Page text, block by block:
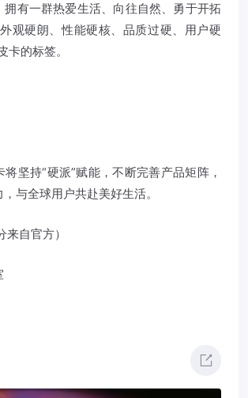
拥有一群热爱生活、向往自然、勇于开拓
观硬朗、性能硬核、品质过硬、用户硬
卡的标签。
坚持“硬派”赋能，不断完善产品矩阵，
与全球用户共赴美好生活。
来自官方）